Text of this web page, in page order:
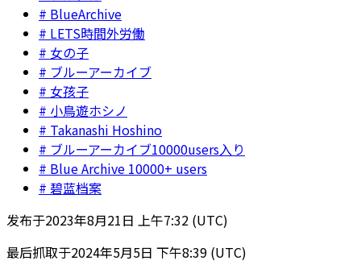
BlueArchive
LETS時間外労働
女の子
ブルーアーカイブ
女孩子
小鳥遊ホシノ
Takanashi Hoshino
ブルーアーカイブ10000users入り
Blue Archive 10000+ users
碧蓝档案
发布于2023年8月21日 上午7:32 (UTC)
最后抓取于2024年5月5日 下午8:39 (UTC)